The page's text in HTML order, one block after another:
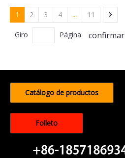
1 2 3 4 ... 11
Giro Página confirmar
Catálogo de productos
Folleto